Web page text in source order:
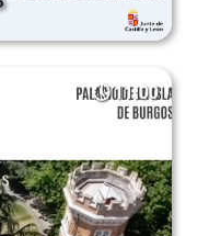
11:00